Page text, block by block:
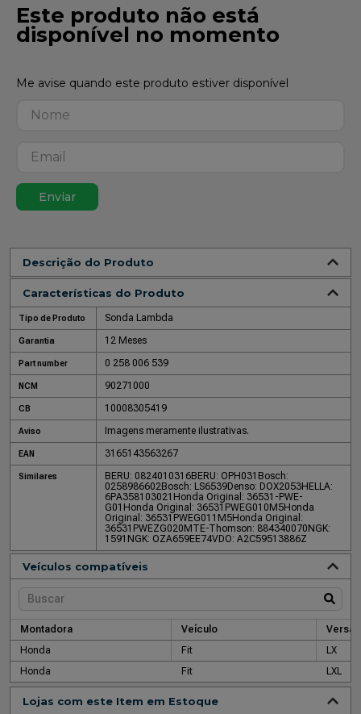
Este produto não está
disponível no momento
Enviar
Descrição do Produto
Características do Produto
Tipo de Produto Sonda Lambda
Garantia 12 Meses
Part number 0 258 006 539
NCM 90271000
CB 10008305419
Aviso Imagens meramente ilustrativas.
EAN 3165143563267
Similares BERU: 0824010316BERU: OPH031 Bosch:
0258986602Bosch: LS6539Denso: DOX2053HELLA:
6PA358103021 Honda Original: 36531-PWE-
G01 Honda Original: 36531PWEG010M5Honda
Original: 36531PWEG011M5Honda Original:
36531PWEZG020 MTE-Thomson: 884340070 NGK:
1591 NGK: OZA659EE74VDO: A2C59513886Z
Veículos compatíveis
Montadora Veículo
Versão
Honda
Fit
LX
Honda
Fit LXL
Lojas com este Item em Estoque